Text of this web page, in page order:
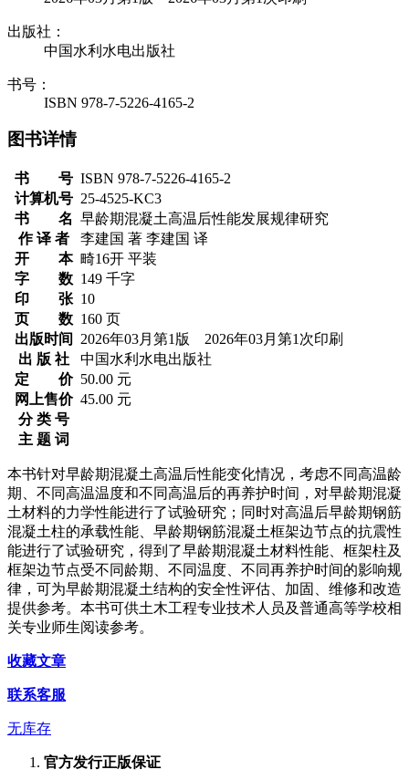
出版社：
中国水利水电出版社
书号：
ISBN 978-7-5226-4165-2
图书详情
书 号 ISBN 978-7-5226-4165-2
计算机号 25-4525-KC3
书 名 早龄期混凝土高温后性能发展规律研究
作 译 者
李建国 著 李建国 译
开 本 畸16开 平装
字 数 149 千字
印 张 10
页 数 160 页
出版时间
2026年03月第1版 2026年03月第1次印刷
出 版 社
中国水利水电出版社
定 价 50.00 元
网上售价 45.00 元
分 类 号
主 题 词
本书针对早龄期混凝土高温后性能变化情况，考虑不同高温龄
期、不同高温温度和不同高温后的再养护时间，对早龄期混凝
土材料的力学性能进行了试验研究；同时对高温后早龄期钢筋
混凝土柱的承载性能、早龄期钢筋混凝土框架边节点的抗震性
能进行了试验研究，得到了早龄期混凝土材料性能、框架柱及
框架边节点受不同龄期、不同温度、不同再养护时间的影响规
律，可为早龄期混凝土结构的安全性评估、加固、维修和改造
提供参考。本书可供土木工程专业技术人员及普通高等学校相
关专业师生阅读参考。
收藏文章
联系客服
无库存
官方发行正版保证